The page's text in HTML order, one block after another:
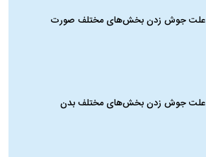
علت جوش زدن بخش‌های مختلف صورت
علت جوش زدن بخش‌های مختلف بدن